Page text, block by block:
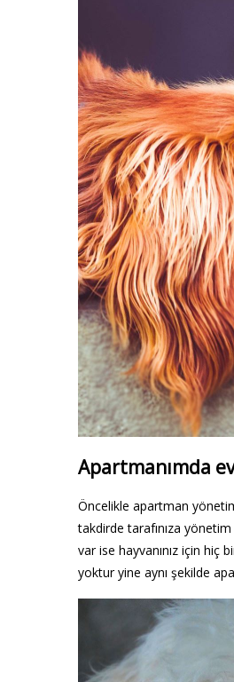
Apartmanımda
Öncelikle apartman
takdirde tarafınıza yönetim
var ise hayvanınız için hiç
yoktur yine aynı şekilde